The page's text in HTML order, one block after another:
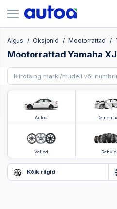
Algus Oksjonid Mootorrattad
Mootorrattad Yamaha XJ
Autod
Veljed Rehvid
Kõik riigid